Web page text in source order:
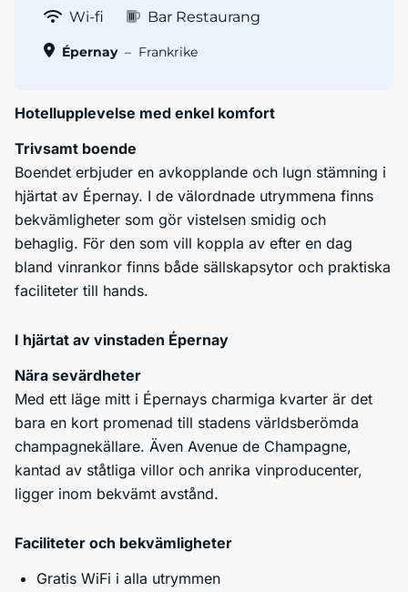
Wi-fi Bar Restaurang
Épernay – Frankrike
Hotellupplevelse med enkel komfort
Trivsamt boende
Boendet erbjuder en avkopplande och lugn stämning i
hjärtat av Épernay. I de välordnade utrymmena finns
bekvämligheter som gör vistelsen smidig och
behaglig. För den som vill koppla av efter en dag
bland vinrankor finns både sällskapsytor och praktiska
faciliteter till hands.
I hjärtat av vinstaden Épernay
Nära sevärdheter
Med ett läge mitt i Épernays charmiga kvarter är det
bara en kort promenad till stadens världsberömda
champagnekällare. Även Avenue de Champagne,
kantad av ståtliga villor och anrika vinproducenter,
ligger inom bekvämt avstånd.
Faciliteter och bekvämligheter
Gratis WiFi i alla utrymmen